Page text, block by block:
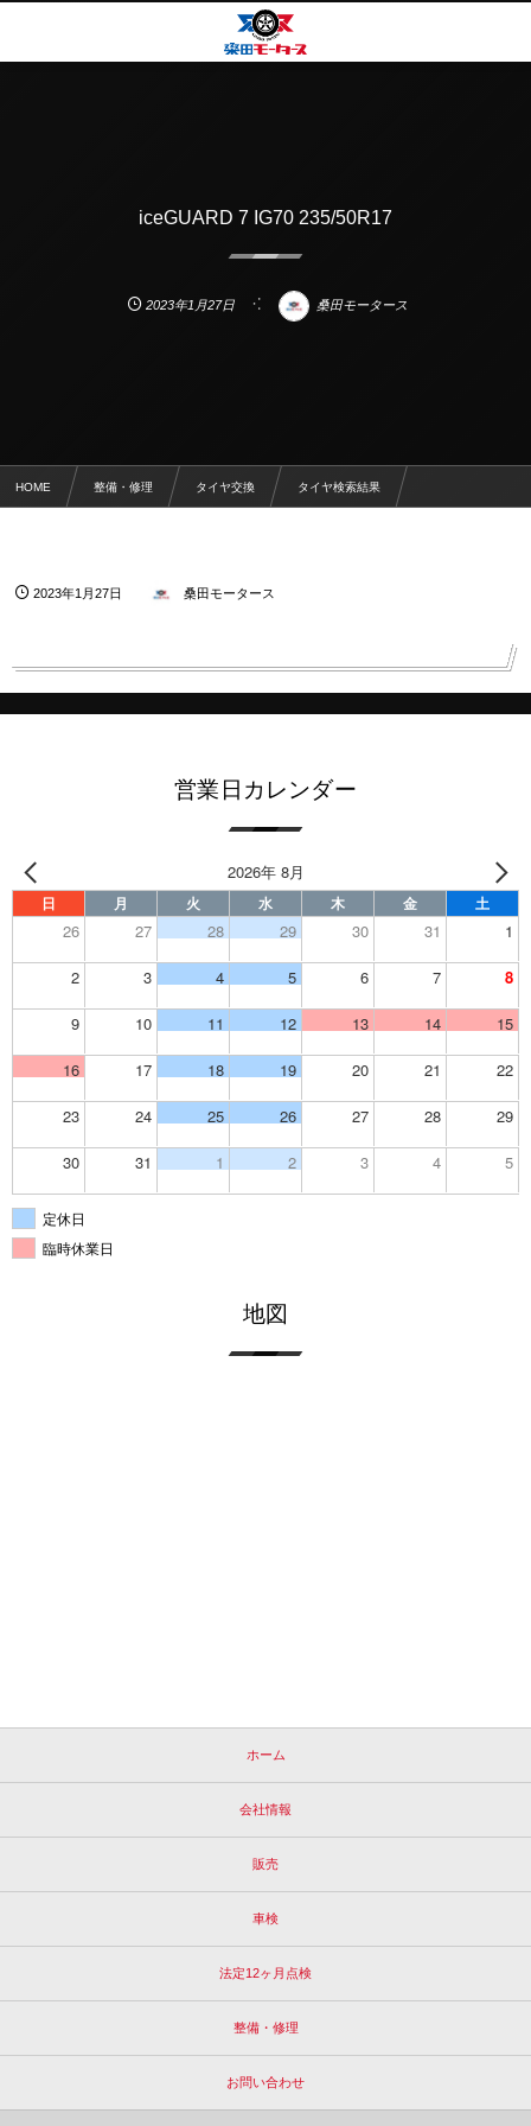
iceGUARD 7 IG70 235/50R17
2023年1月27日 桑田モータース
HOME 整備・修理 タイヤ交換 タイヤ検索結果
2023年1月27日 桑田モータース
営業日カレンダー
2026年 8月
日 月 火 水 木 金 土
26 27 28 29 30 31 1
2 3 4 5 6 7 8
9 10 11 12 13 14 15
16 17 18 19 20 21 22
23 24 25 26 27 28 29
30 31 1 2 3 4 5
定休日
臨時休業日
地図
ホーム
会社情報
販売
車検
法定12ヶ月点検
整備・修理
お問い合わせ